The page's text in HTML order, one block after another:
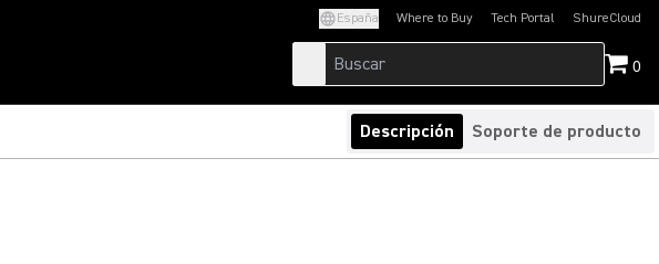
España Where to Buy Tech Portal
(Opens in a new tab)ShureCloud
(Opens in a new
0
Descripción Soporte de producto